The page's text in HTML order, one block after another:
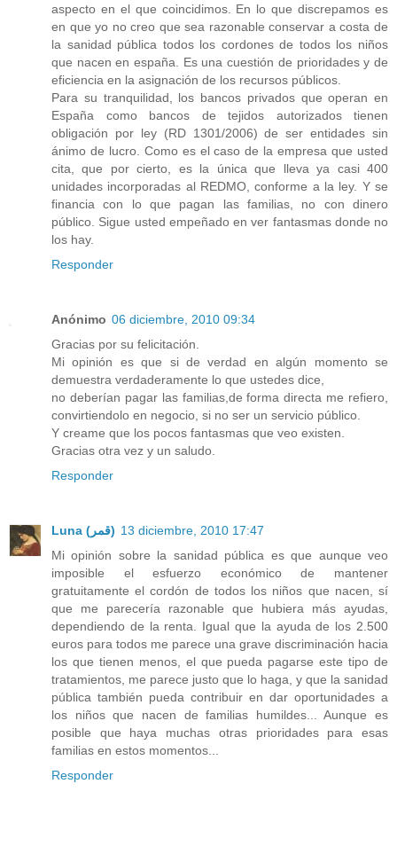
aspecto en el que coincidimos. En lo que discrepamos es
en que yo no creo que sea razonable conservar a costa de
la sanidad pública todos los cordones de todos los niños
que nacen en españa. Es una cuestión de prioridades y de
eficiencia en la asignación de los recursos públicos.
Para su tranquilidad, los bancos privados que operan en
España como bancos de tejidos autorizados tienen
obligación por ley (RD 1301/2006) de ser entidades sin
ánimo de lucro. Como es el caso de la empresa que usted
cita, que por cierto, es la única que lleva ya casi 400
unidades incorporadas al REDMO, conforme a la ley. Y se
financia con lo que pagan las familias, no con dinero
público. Sigue usted empeñado en ver fantasmas donde no
los hay.
Responder
Anónimo 06 diciembre, 2010 09:34
Gracias por su felicitación.
Mi opinión es que si de verdad en algún momento se
demuestra verdaderamente lo que ustedes dice,
no deberían pagar las familias,de forma directa me refiero,
convirtiendolo en negocio, si no ser un servicio público.
Y creame que los pocos fantasmas que veo existen.
Gracias otra vez y un saludo.
Responder
Luna (قمر)
13 diciembre, 2010 17:47
Mi opinión sobre la sanidad pública es que aunque veo
imposible el esfuerzo económico de mantener
gratuitamente el cordón de todos los niños que nacen, sí
que me parecería razonable que hubiera más ayudas,
dependiendo de la renta. Igual que la ayuda de los 2.500
euros para todos me parece una grave discriminación hacia
los que tienen menos, el que pueda pagarse este tipo de
tratamientos, me parece justo que lo haga, y que la sanidad
pública también pueda contribuir en dar oportunidades a
los niños que nacen de familias humildes... Aunque es
posible que haya muchas otras prioridades para esas
familias en estos momentos...
Responder